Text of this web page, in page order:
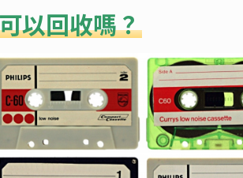
以回收嗎？